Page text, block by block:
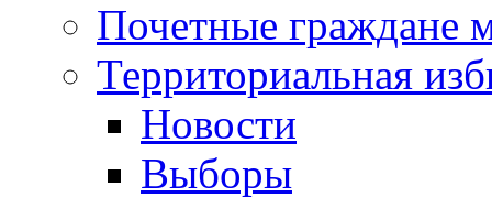
Почетные граждане
Территориальная
Новости
Выборы